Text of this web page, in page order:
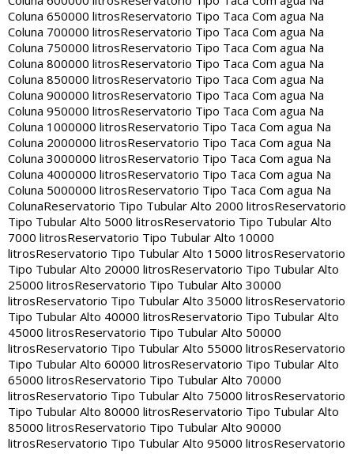
Coluna 650000 litrosReservatorio Tipo Taca Com agua Na
Coluna 700000 litrosReservatorio Tipo Taca Com agua Na
Coluna 750000 litrosReservatorio Tipo Taca Com agua Na
Coluna 800000 litrosReservatorio Tipo Taca Com agua Na
Coluna 850000 litrosReservatorio Tipo Taca Com agua Na
Coluna 900000 litrosReservatorio Tipo Taca Com agua Na
Coluna 950000 litrosReservatorio Tipo Taca Com agua Na
Coluna 1000000 litrosReservatorio Tipo Taca Com agua Na
Coluna 2000000 litrosReservatorio Tipo Taca Com agua Na
Coluna 3000000 litrosReservatorio Tipo Taca Com agua Na
Coluna 4000000 litrosReservatorio Tipo Taca Com agua Na
Coluna 5000000 litrosReservatorio Tipo Taca Com agua Na
ColunaReservatorio Tipo Tubular Alto 2000 litrosReservatorio
Tipo Tubular Alto 5000 litrosReservatorio Tipo Tubular Alto
7000 litrosReservatorio Tipo Tubular Alto 10000
litrosReservatorio Tipo Tubular Alto 15000 litrosReservatorio
Tipo Tubular Alto 20000 litrosReservatorio Tipo Tubular Alto
25000 litrosReservatorio Tipo Tubular Alto 30000
litrosReservatorio Tipo Tubular Alto 35000 litrosReservatorio
Tipo Tubular Alto 40000 litrosReservatorio Tipo Tubular Alto
45000 litrosReservatorio Tipo Tubular Alto 50000
litrosReservatorio Tipo Tubular Alto 55000 litrosReservatorio
Tipo Tubular Alto 60000 litrosReservatorio Tipo Tubular Alto
65000 litrosReservatorio Tipo Tubular Alto 70000
litrosReservatorio Tipo Tubular Alto 75000 litrosReservatorio
Tipo Tubular Alto 80000 litrosReservatorio Tipo Tubular Alto
85000 litrosReservatorio Tipo Tubular Alto 90000
litrosReservatorio Tipo Tubular Alto 95000 litrosReservatorio